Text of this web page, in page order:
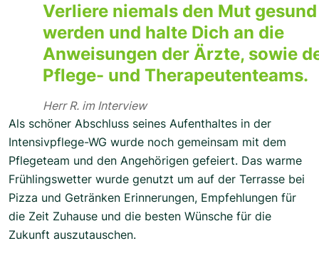
Verliere niemals den Mut
werden und halte Dich an die
Anweisungen der Ärzte, sowie
Pflege- und Therapeutenteams.
Herr R. im Interview
Als schöner Abschluss seines Aufenthaltes in der
Intensivpflege-WG wurde noch gemeinsam mit dem
Pflegeteam und den Angehörigen gefeiert. Das warme
Frühlingswetter wurde genutzt um auf der Terrasse bei
Pizza und Getränken Erinnerungen, Empfehlungen für
die Zeit Zuhause und die besten Wünsche für die
Zukunft auszutauschen.